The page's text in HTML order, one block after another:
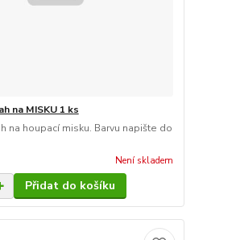
na MISKU 1 ks
na houpací misku. Barvu napište do
Není skladem
Přidat do košíku